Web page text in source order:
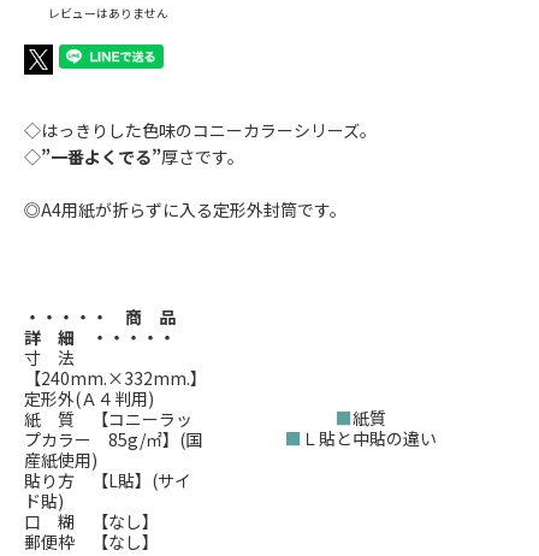
レビューはありません
◇はっきりした色味のコニーカラーシリーズ。
◇”一番よくでる”厚さです。
◎A4用紙が折らずに入る定形外封筒です。
・・・・・ 商 品
詳 細 ・・・・・
寸 法
【240mm.×332mm.】
定形外(Ａ４判用)
紙 質 【コニーラッ
プカラー 85g/㎡】(国
産紙使用)
貼り方 【L貼】(サイ
ド貼)
口 糊 【なし】
郵便枠 【なし】
■紙質
■ Ｌ貼と中貼の違い